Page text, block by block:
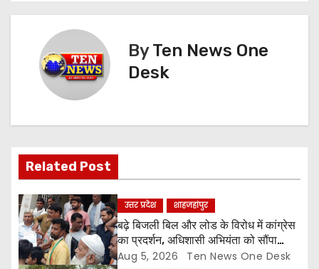
s
v
g
a
t
ByTen News One
Desk
Related Post
उत्तर प्रदेश शाहजहांपुर
बढ़े बिजली बिल और लोड के विरोध में कांग्रेस
का प्रदर्शन, अधिशासी अभियंता को सौंपा
ज्ञापन
Aug 5, 2026 Ten News One Desk